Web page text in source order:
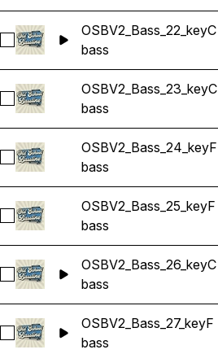
Sélectionnez OSBV2_Bass_22_keyC
OSBV2_Bass_22_keyC
bass
Sélectionnez OSBV2_Bass_23_keyC
OSBV2_Bass_23_keyC
bass
Sélectionnez OSBV2_Bass_24_keyF
OSBV2_Bass_24_keyF
bass
Sélectionnez OSBV2_Bass_25_keyF
OSBV2_Bass_25_keyF
bass
Sélectionnez OSBV2_Bass_26_keyC
OSBV2_Bass_26_keyC
bass
Sélectionnez OSBV2_Bass_27_keyF
OSBV2_Bass_27_keyF
bass